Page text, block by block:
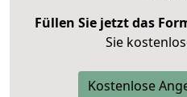
Füllen Sie jetzt das
Sie
Kostenlose